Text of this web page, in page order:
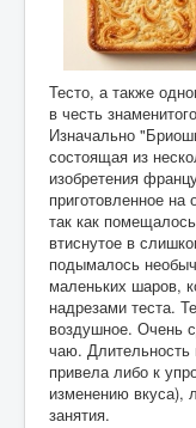
Тесто, а также
в честь
Изначально
состоящая из
изобретения
приготовленное на
так как
втиснутое в
подымалось
маленьких шаров,
надрезами теста.
воздушное. Очень
чаю. Длительность
привела либо к
изменению вкуса),
занятия.